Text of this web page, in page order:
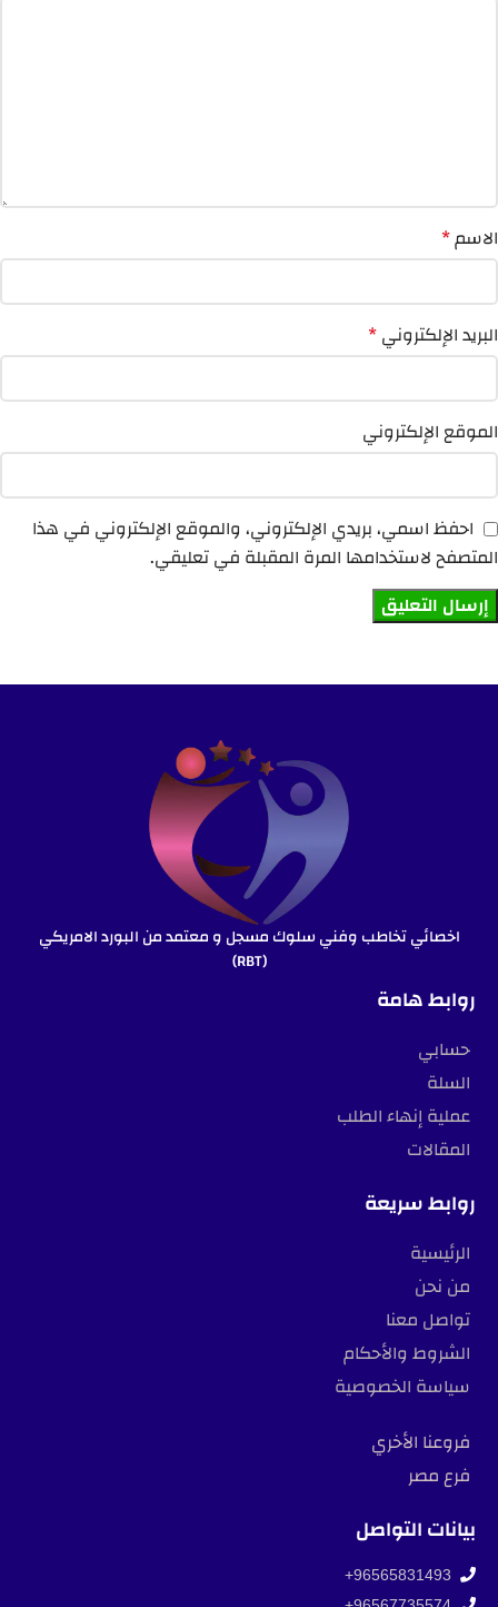
الاسم*
البريد الإلكتروني*
الموقع الإلكتروني
احفظ اسمي، بريدي الإلكتروني، والموقع الإلكتروني في هذا
المتصفح لاستخدامها المرة المقبلة في تعليقي.
اخصائي تخاطب وفني سلوك مسجل و معتمد من البورد الامريكي
(RBT)
روابط هامة
حسابي
السلة
عملية إنهاء الطلب
المقالات
روابط سريعة
الرئيسية
من نحن
تواصل معنا
الشروط والأحكام
سياسة الخصوصية
فروعنا الأخري
فرع مصر
بيانات التواصل
96565831493+